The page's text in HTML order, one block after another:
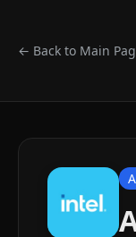
← Back to Main